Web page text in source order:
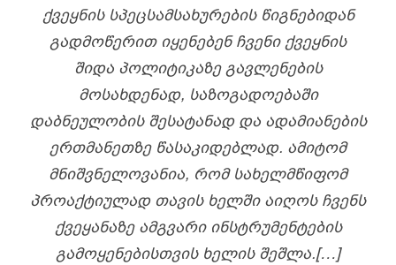
ᲥᲕᲔᲧᲜᲘᲡ ᲡᲞᲔᲪᲡᲐᲛᲡᲐᲮᲣᲠᲔᲑᲘᲡ ᲬᲘᲒᲜᲔᲑᲘᲓᲐᲜ
ᲒᲐᲓᲛᲝᲬᲔᲠᲘᲗ ᲘᲧᲔᲜᲔᲑᲔᲜ ᲩᲕᲔᲜᲘ ᲥᲕᲔᲧᲜᲘᲡ
ᲨᲘᲓᲐ ᲞᲝᲚᲘᲢᲘᲙᲐᲖᲔ ᲒᲐᲕᲚᲔᲜᲔᲑᲘᲡ
ᲛᲝᲡᲐᲮᲓᲔᲜᲐᲓ, ᲡᲐᲖᲝᲒᲐᲓᲝᲔᲑᲐᲨᲘ
ᲓᲐᲑᲜᲔᲣᲚᲝᲑᲘᲡ ᲨᲔᲡᲐᲢᲐᲜᲐᲓ ᲓᲐ ᲐᲓᲐᲛᲘᲐᲜᲔᲑᲘᲡ
ᲔᲠᲗᲛᲐᲜᲔᲗᲖᲔ ᲬᲐᲡᲐᲙᲘᲓᲔᲑᲚᲐᲓ. ᲐᲛᲘᲢᲝᲛ
ᲛᲜᲘᲨᲕᲜᲔᲚᲝᲕᲐᲜᲘᲐ, ᲠᲝᲛ ᲡᲐᲮᲔᲚᲛᲬᲘᲤᲝᲛ
ᲞᲠᲝᲐᲥᲢᲘᲣᲚᲐᲓ ᲗᲐᲕᲘᲡ ᲮᲔᲚᲨᲘ ᲐᲘᲦᲝᲡ ᲩᲕᲔᲜᲡ
ᲥᲕᲔᲧᲐᲜᲐᲖᲔ ᲐᲛᲒᲕᲐᲠᲘ ᲘᲜᲡᲢᲠᲣᲛᲔᲜᲢᲔᲑᲘᲡ
ᲒᲐᲛᲝᲧᲔᲜᲔᲑᲘᲡᲗᲕᲘᲡ ᲮᲔᲚᲘᲡ ᲨᲔᲨᲚᲐ.[…]